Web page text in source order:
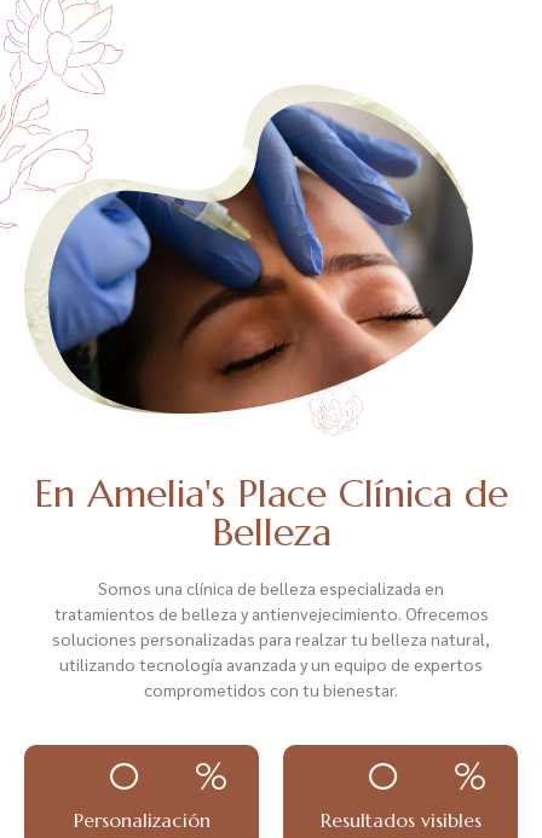
En Amelia's Place Clínica de
Belleza
Somos una clínica de belleza especializada en
tratamientos de belleza y antienvejecimiento. Ofrecemos
soluciones personalizadas para realzar tu belleza natural,
utilizando tecnología avanzada y un equipo de expertos
comprometidos con tu bienestar.
Personalización
0 %
Resultados visibles
0 %